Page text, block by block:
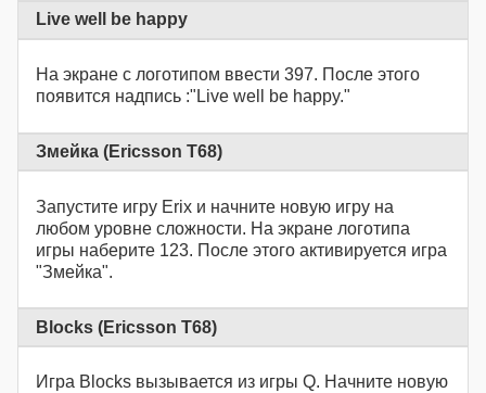
Live well be happy
На экране с логотипом ввести 397. После этого
появится надпись :"Live well be happy."
Змейка (Ericsson T68)
Запустите игру Erix и начните новую игру на
любом уровне сложности. На экране логотипа
игры наберите 123. После этого активируется игра
"Змейка".
Blocks (Ericsson T68)
Игра Blocks вызывается из игры Q. Начните новую